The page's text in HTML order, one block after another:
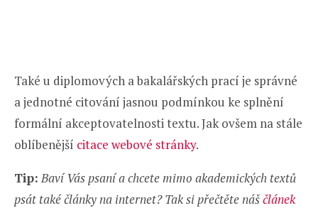
Také u diplomových a bakalářských prací je správné
a jednotné citování jasnou podmínkou ke splnění
formální akceptovatelnosti textu. Jak ovšem na stále
oblíbenější citace webové stránky.
Tip: Baví Vás psaní a chcete mimo akademických textů
psát také články na internet? Tak si přečtěte náščlánek